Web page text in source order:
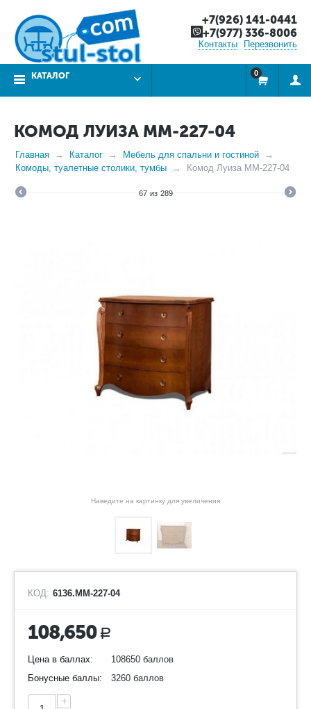
+7(926) 141-0441
+7(977) 336-8006
Контакты Перезвонить
КАТАЛОГ 0
КОМОД ЛУИЗА ММ-227-04
Главная Каталог
Мебель для спальни и гостиной
Комоды, туалетные столики, тумбы
Комод Луиза ММ-227-04
67 из 289
Наведите на картинку для увеличения
КОД: 6136.ММ-227-04
108,650 Р
Цена в баллах:
108650 баллов
Бонусные баллы:
3260 баллов
+